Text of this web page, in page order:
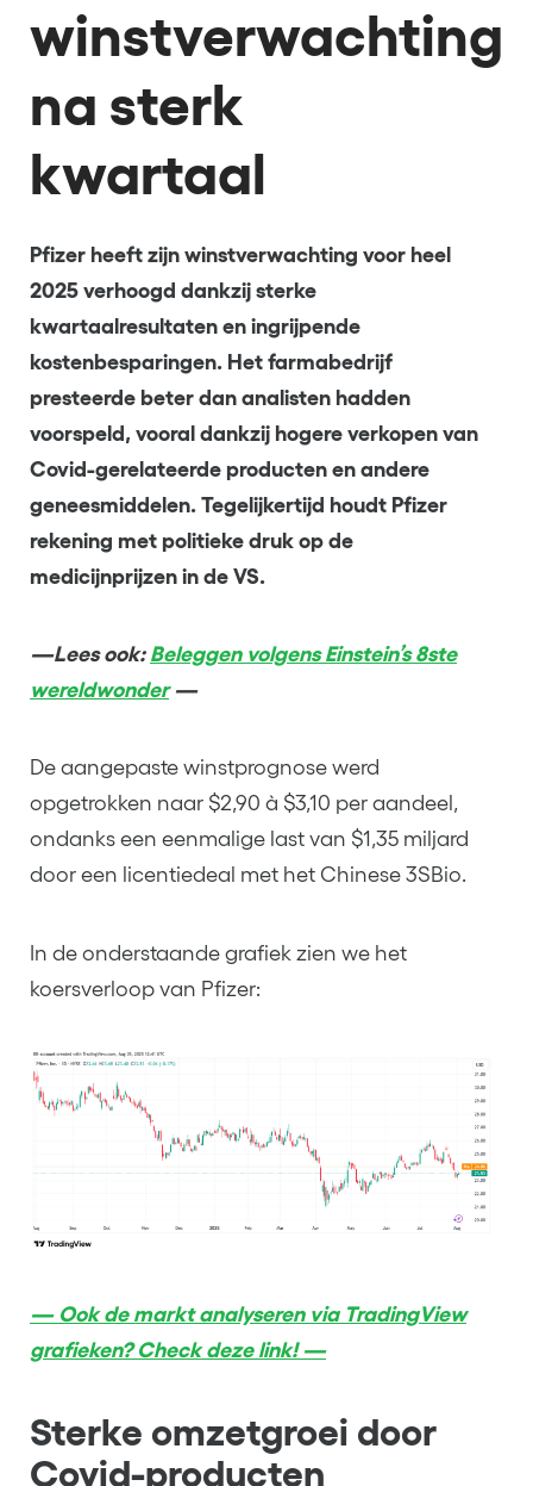
winstverwachting
na sterk
kwartaal
Pfizer heeft zijn winstverwachting voor heel
2025 verhoogd dankzij sterke
kwartaalresultaten en ingrijpende
kostenbesparingen. Het farmabedrijf
presteerde beter dan analisten hadden
voorspeld, vooral dankzij hogere verkopen van
Covid-gerelateerde producten en andere
geneesmiddelen. Tegelijkertijd houdt Pfizer
rekening met politieke druk op de
medicijnprijzen in de VS.
—Lees ook: Beleggen volgens Einstein’s 8ste
wereldwonder—
De aangepaste winstprognose werd
opgetrokken naar $2,90 à $3,10 per aandeel,
ondanks een eenmalige last van $1,35 miljard
door een licentiedeal met het Chinese 3SBio.
In de onderstaande grafiek zien we het
koersverloop van Pfizer:
— Ook de markt analyseren via TradingView
grafieken? Check deze link! —
Sterke omzetgroei door
Covid-producten